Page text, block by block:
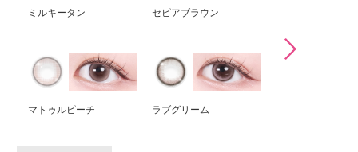
ミルキータン セピアブラウン
マトゥルピーチ ラブグリーム